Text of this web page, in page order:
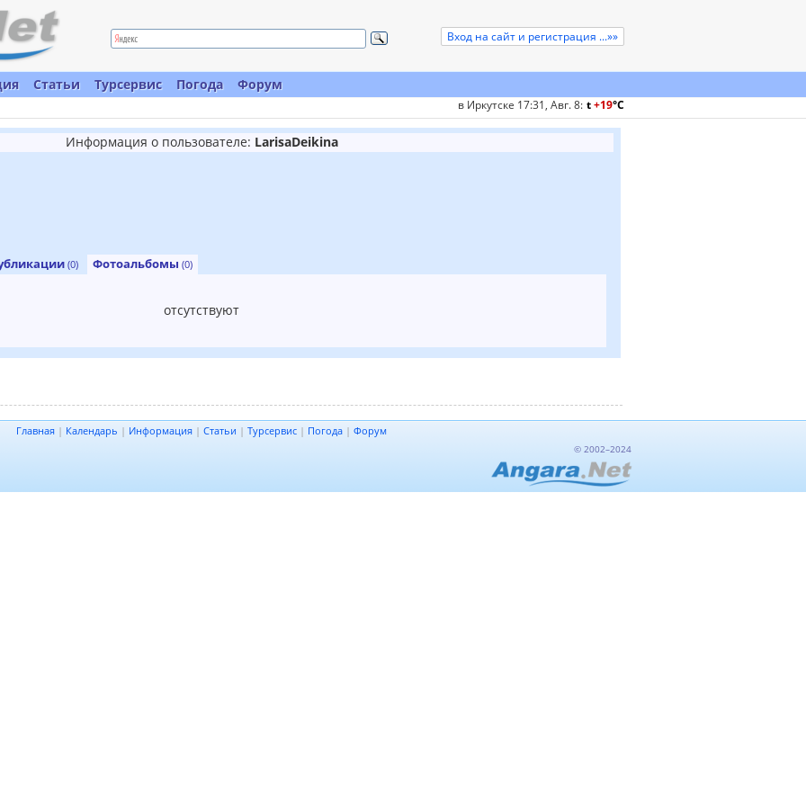
Вход на сайт и регистрация ...»»
Статьи Турсервис Погода Форум
в Иркутске 17:31, Авг. 8: t+19°C
Информация о пользователе: LarisaDeikina
(0) Фотоальбомы (0)
отсутствуют
Главная | Календарь | Информация | Статьи | Турсервис | Погода | Форум
© 2002–2024